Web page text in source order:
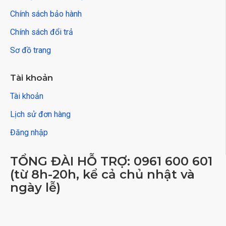
Chính sách bảo hành
Chính sách đổi trả
Sơ đồ trang
Tài khoản
Tài khoản
Lịch sử đơn hàng
Đăng nhập
TỔNG ĐÀI HỖ TRỢ: 0961 600 601
(từ 8h-20h, kể cả chủ nhật và
ngày lễ)